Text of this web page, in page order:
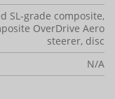
SL-grade composite,
OverDrive Aero
steerer, disc
N/A